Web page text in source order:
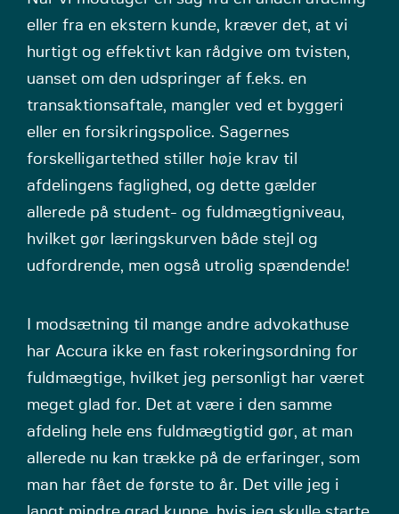
eller fra en ekstern kunde, kræver det, at vi
hurtigt og effektivt kan rådgive om tvisten,
uanset om den udspringer af f.eks. en
transaktionsaftale, mangler ved et byggeri
eller en forsikringspolice. Sagernes
forskelligartethed stiller høje krav til
afdelingens faglighed, og dette gælder
allerede på student- og fuldmægtigniveau,
hvilket gør læringskurven både stejl og
udfordrende, men også utrolig spændende!
I modsætning til mange andre advokathuse
har Accura ikke en fast rokeringsordning for
fuldmægtige, hvilket jeg personligt har været
meget glad for. Det at være i den samme
afdeling hele ens fuldmægtigtid gør, at man
allerede nu kan trække på de erfaringer, som
man har fået de første to år. Det ville jeg i